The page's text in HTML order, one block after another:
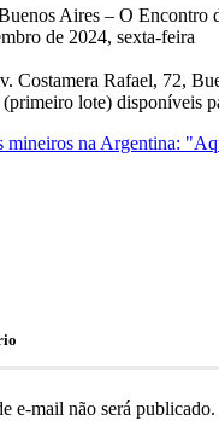
Aires – O Encontro
de 2024, sexta-feira
Costamera Rafael, 72,
lote) disponíveis
mineiros na Argentina:
e-mail não será publicado.